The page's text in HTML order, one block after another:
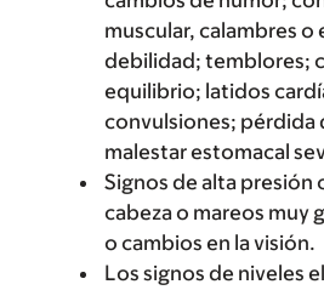
muscular, calambres o
debilidad; temblores;
equilibrio; latidos
convulsiones; pérdida
malestar estomacal
Signos de alta presión
cabeza o mareos muy
o cambios en la visión.
Los signos de niveles